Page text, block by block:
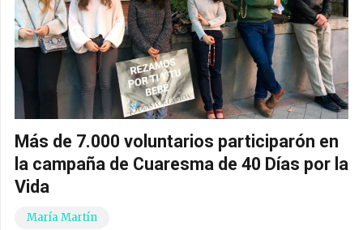
Más de 7.000 voluntarios participarón en
la campaña de Cuaresma de 40 Días por la
Vida
María Martín